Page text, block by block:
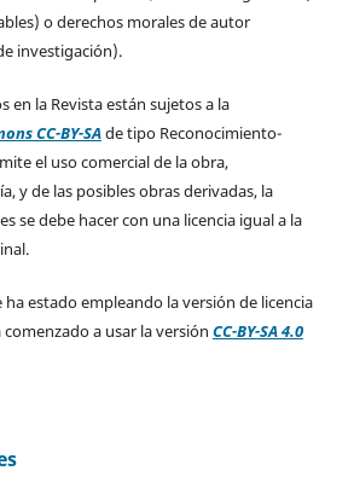
o derechos morales de autor
investigación).
en la Revista están sujetos a la
CC-BY-SAde tipo Reconocimiento-
el uso comercial de la obra,
y de las posibles obras derivadas, la
se debe hacer con una licencia igual a la
ha estado empleando la versión de licencia
a usar la versión CC-BY-SA 4.0